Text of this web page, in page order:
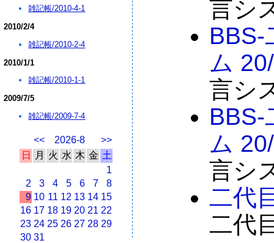
言シ
BBS-
ム
言シ
BBS-
ム
言シ
二代
二代
雑記帳/2010-4-1
2010/2/4
雑記帳/2010-2-4
2010/1/1
雑記帳/2010-1-1
2009/7/5
雑記帳/2009-7-4
<< 2026-8
>>
日
月 火 水 木 金 土
1
2
3 4 5 6 7
8
9 10 11 12 13 14 15
16 17 18 19 20 21 22
23 24 25 26 27 28 29
30 31